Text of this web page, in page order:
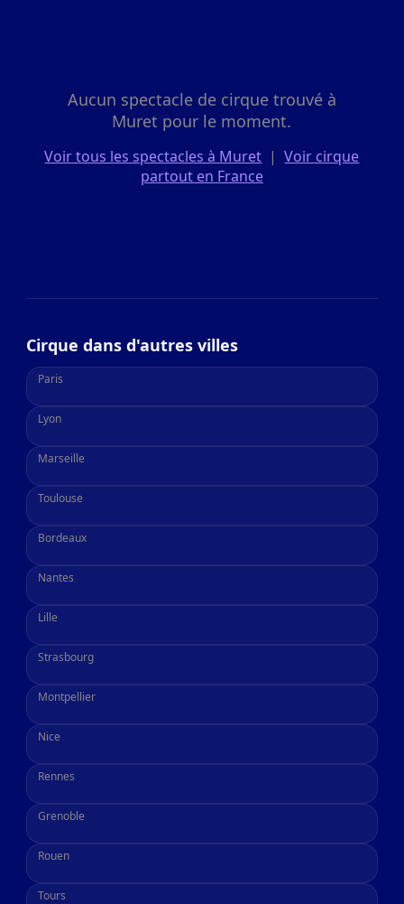
Aucun spectacle de cirque trouvé à
Muret pour le moment.
Voir tous les spectacles à Muret |Voir cirque
partout en France
Cirque dans d'autres villes
Paris
Lyon
Marseille
Toulouse
Bordeaux
Nantes
Lille
Strasbourg
Montpellier
Nice
Rennes
Grenoble
Rouen
Tours